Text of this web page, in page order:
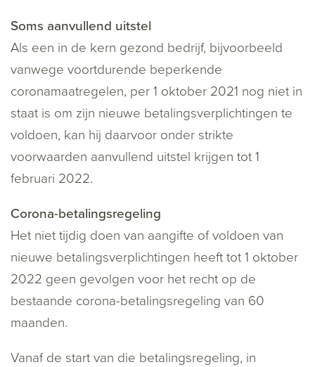
Soms aanvullend uitstel
Als een in de kern gezond bedrijf, bijvoorbeeld
vanwege voortdurende beperkende
coronamaatregelen, per 1 oktober 2021 nog niet in
staat is om zijn nieuwe betalingsverplichtingen te
voldoen, kan hij daarvoor onder strikte
voorwaarden aanvullend uitstel krijgen tot 1
februari 2022.
Corona-betalingsregeling
Het niet tijdig doen van aangifte of voldoen van
nieuwe betalingsverplichtingen heeft tot 1 oktober
2022 geen gevolgen voor het recht op de
bestaande corona-betalingsregeling van 60
maanden.
Vanaf de start van die betalingsregeling, in